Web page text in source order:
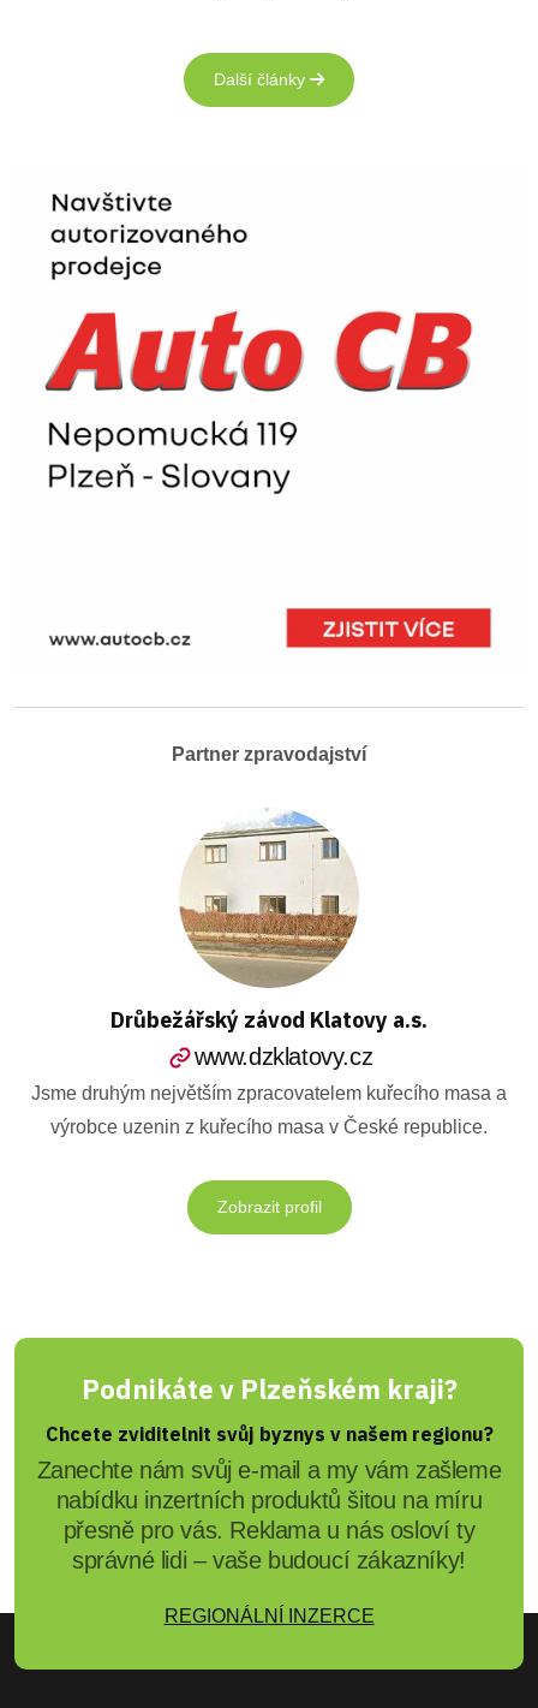
Další články
Partner zpravodajství
Drůbežářský závod Klatovy a.s.
www.dzklatovy.cz
Jsme druhým největším zpracovatelem kuřecího masa a
výrobce uzenin z kuřecího masa v České republice.
Zobrazit profil
Podnikáte v Plzeňském kraji?
Chcete zviditelnit svůj byznys v našem regionu?
Zanechte nám svůj e-mail a my vám zašleme
nabídku inzertních produktů šitou na míru
přesně pro vás. Reklama u nás osloví ty
správné lidi – vaše budoucí zákazníky!
REGIONÁLNÍ INZERCE